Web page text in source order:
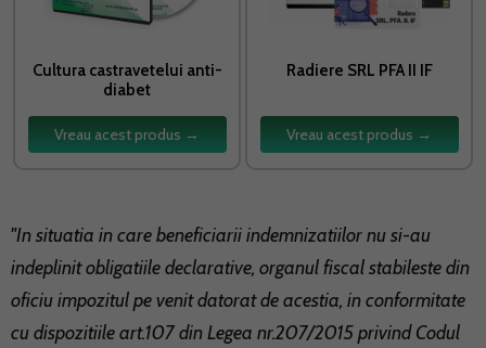
Cultura castravetelui anti-
diabet
Vreau acest produs →
Radiere SRL PFA II IF
Vreau acest produs →
"In situatia in care beneficiarii indemnizatiilor nu si-au
indeplinit obligatiile declarative, organul fiscal stabileste din
oficiu impozitul pe venit datorat de acestia, in conformitate
cu dispozitiile art.107 din Legea nr.207/2015 privind Codul